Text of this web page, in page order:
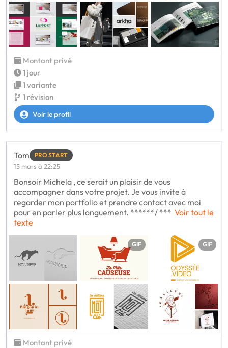
Montant privé
1 jour
1 variante
1 révision
Voir le profil
Tom PRO START
15 mars à 22:25
Bonsoir Michela , ce serait un plaisir de vous
accompagner dans votre projet. Je vous invite à
regarder mon portfolio et prendre contact avec moi
pour en parler plus longuement. ******/ *** Voir tout le
texte
GIF GIF
Montant privé